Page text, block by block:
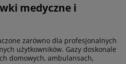
medyczne i
zarówno dla profesjonalnych
użytkowników. Gazy doskonale
domowych, ambulansach,